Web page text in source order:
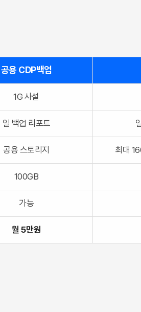
공용 CDP백업
1G 사설
일 백업 리포트
공용 스토리지 최대
100GB
가능
월 5만원